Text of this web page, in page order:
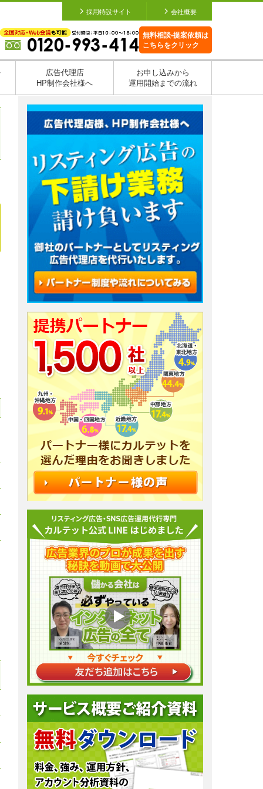
採用特設サイト 会社概要
無料相談•提案依頼は
こちらをクリック
広告代理店
HP制作会社様へ
お申し込みから
運用開始までの流れ